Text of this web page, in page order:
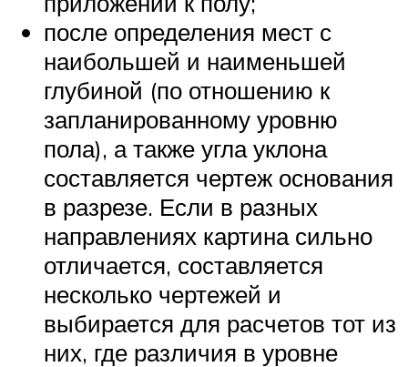
после определения мест с
наибольшей и наименьшей
глубиной (по отношению к
запланированному уровню
пола), а также угла уклона
составляется чертеж основания
в разрезе. Если в разных
направлениях картина сильно
отличается, составляется
несколько чертежей и
выбирается для расчетов тот из
них, где различия в уровне